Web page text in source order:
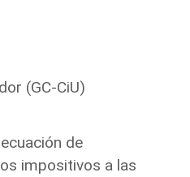
(GC-CiU)
de
impositivos a las